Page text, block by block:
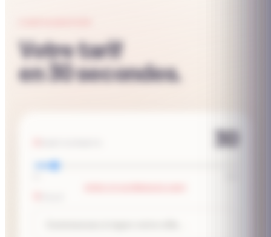
Votre tarif
en 30 secondes.
30